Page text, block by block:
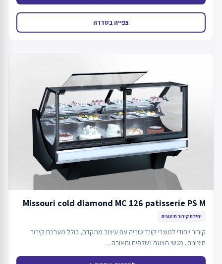
צפייה בסדרה
Missouri cold diamond MC 126 patisserie PS M
יחידת קירור חיצונית
קירור ייחודי למוצרי קונדיטוריה עם עיצוב מתקדם, כולל מערכת קירור
חיצונית, מגשי תצוגה נשלפים ותאורה…